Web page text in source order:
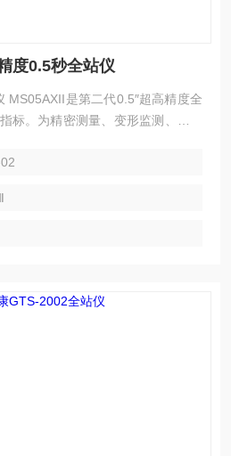
度0.5秒全站仪
MS05AXII是第二代0.5″超高精度全
标。为精密测量、变形监测、工业
大坝、桥梁、矿山安全保驾护航。